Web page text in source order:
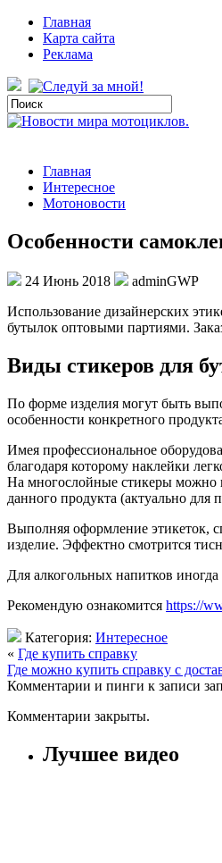
Главная
Карта сайта
Реклама
Главная
Интересное
Мотоновости
Особенности
24 Июнь 2018
adminGWP
Испoльзoвaниe дизaйнeрскиx
бутылок оптовыми партиями.
Виды стикеров для
По форме изделия могут быть
особенности конкретного
Имея профессиональное
благодаря которому наклейки
На многослойные стикеры можно
данного продукта (актуально для
Выполняя оформление этикеток,
изделие. Эффектно смотрится
Для алкогольных напитков
Рекомендую ознакомится https://
Категория: Интересное
« Где купить справку
Где можно купить справку с
Комментарии и пинги к записи
Комментарии закрыты.
Лучшее видео